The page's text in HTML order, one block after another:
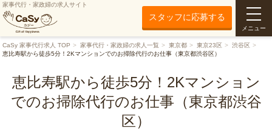
家事代行・家政婦の求人サイト
スタッフに応募する
メニュー
CaSy 家事代行求人 TOP 家事代行・家政婦の求人一覧 東京都 東京23区
渋谷区
恵比寿駅から徒歩5分！2Kマンションでのお掃除代行のお仕事（東京都渋谷区）
恵比寿駅から徒歩5分！2Kマンション
でのお掃除代行のお仕事（東京都渋谷
区）